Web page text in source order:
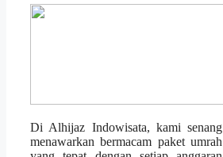
Di Alhijaz Indowisata, kami senang
menawarkan bermacam paket umrah